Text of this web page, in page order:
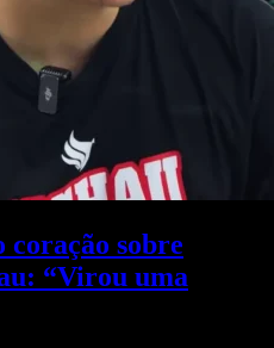
coração sobre
“Virou uma